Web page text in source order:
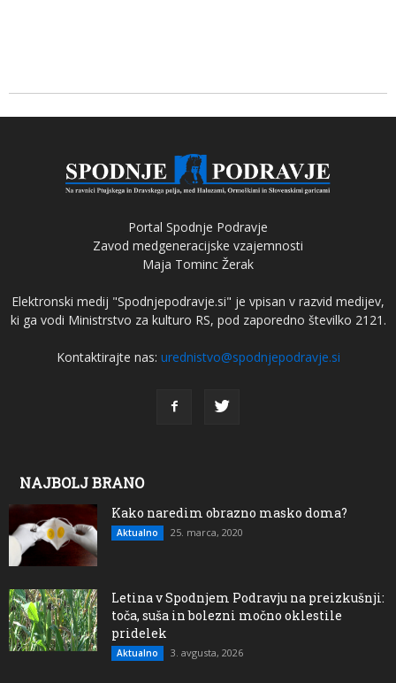
Portal Spodnje Podravje
Zavod medgeneracijske vzajemnosti
Maja Tominc Žerak
Elektronski medij "Spodnjepodravje.si" je vpisan v razvid medijev,
ki ga vodi Ministrstvo za kulturo RS, pod zaporedno številko 2121.
Kontaktirajte nas: urednistvo@spodnjepodravje.si
NAJBOLJ BRANO
Kako naredim obrazno masko doma?
Aktualno 25. marca, 2020
Letina v Spodnjem Podravju na preizkušnji:
toča, suša in bolezni močno oklestile
pridelek
Aktualno 3. avgusta, 2026